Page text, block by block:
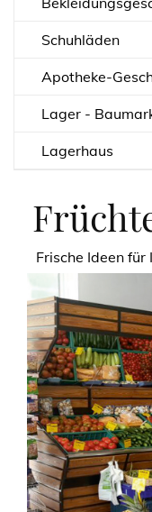
Schuhläden
Apotheke-
Lager -
Lagerhaus
Frische Ideen